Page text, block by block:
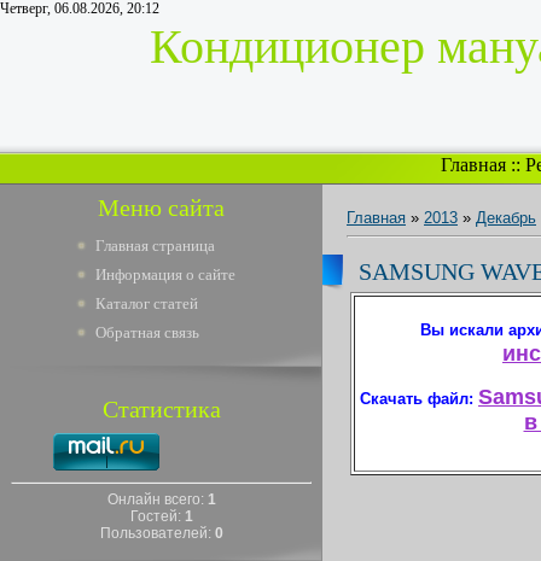
Четверг, 06.08.2026, 20:12
Кондиционер
Главная::
Меню сайта
Главная страница
Информация о сайте
Каталог статей
Обратная связь
Статистика
Онлайн всего: 1
Гостей: 1
Пользователей: 0
Главная » 2013 » Декабрь
SAMSUNG
Вы искали
Скачать файл: